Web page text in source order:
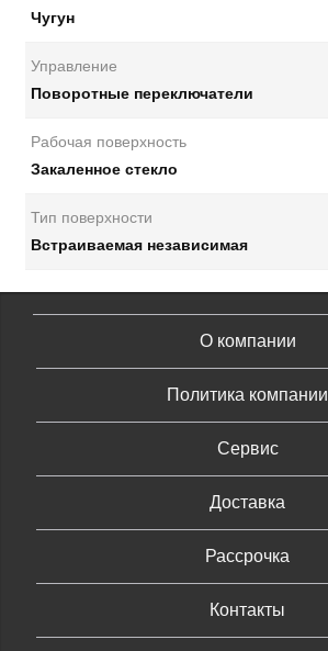
Чугун
Управление
Поворотные переключатели
Рабочая поверхность
Закаленное стекло
Тип поверхности
Встраиваемая независимая
О компании
Политика компании
Сервис
Доставка
Рассрочка
Контакты